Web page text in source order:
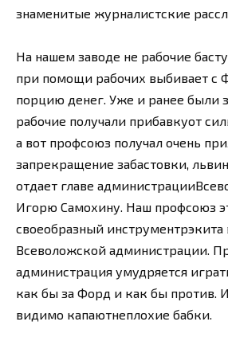
знаменитые журналистские
На нашем заводе не рабочие
при помощи рабочих выбивает с
порцию денег. Уже и ранее были
рабочие получали прибавкуот
а вот профсоюз получал очень
запрекращение забастовки,
отдает главе
Игорю Самохину. Наш профсоюз
своеобразный инструментрэкита
Всеволожской администрации.
администрация умудряется
как бы за Форд и как бы против.
видимо капаютнеплохие бабки.